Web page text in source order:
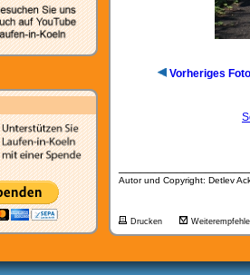
Vorheriges Foto
Autor und Copyright: Detlev
Drucken